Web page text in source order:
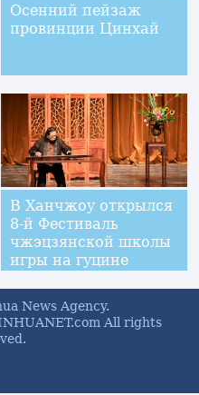
Осенний пейзаж
провинции Цинхай
В Ханчжоу открылся
8-й Фестиваль
чжэцзянской школы
игры на гуцине
News Agency.
All rights